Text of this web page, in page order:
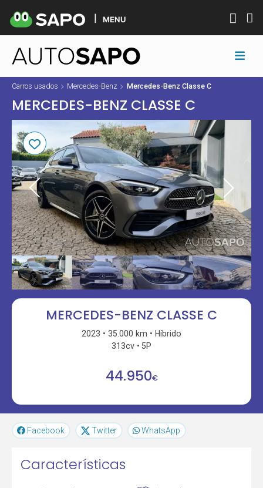
MENU
Carros usados Mercedes-Benz Mercedes-Benz Classe C
MERCEDES-BENZ CLASSE C
MERCEDES-BENZ CLASSE C
2023 35.000 km
Híbrido
313cv
5P
44.950€
Facebook Twitter WhatsApp
Características